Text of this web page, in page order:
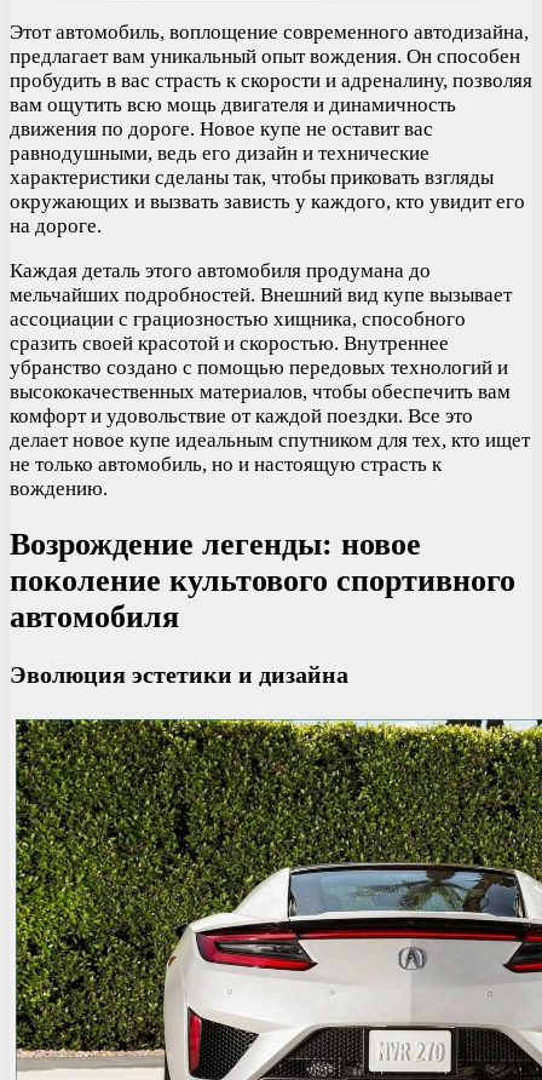
Этот автомобиль, воплощение современного автодизайна,
предлагает вам уникальный опыт вождения. Он способен
пробудить в вас страсть к скорости и адреналину, позволяя
вам ощутить всю мощь двигателя и динамичность
движения по дороге. Новое купе не оставит вас
равнодушными, ведь его дизайн и технические
характеристики сделаны так, чтобы приковать взгляды
окружающих и вызвать зависть у каждого, кто увидит его
на дороге.
Каждая деталь этого автомобиля продумана до
мельчайших подробностей. Внешний вид купе вызывает
ассоциации с грациозностью хищника, способного
сразить своей красотой и скоростью. Внутреннее
убранство создано с помощью передовых технологий и
высококачественных материалов, чтобы обеспечить вам
комфорт и удовольствие от каждой поездки. Все это
делает новое купе идеальным спутником для тех, кто ищет
не только автомобиль, но и настоящую страсть к
вождению.
Возрождение легенды: новое
поколение культового спортивного
автомобиля
Эволюция эстетики и дизайна